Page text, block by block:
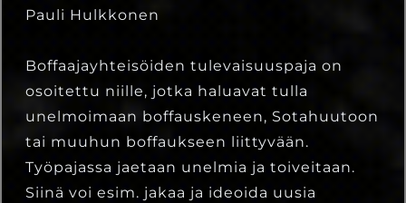
Pauli Hulkkonen
Boffaajayhteisöiden tulevaisuuspaja on
osoitettu niille, jotka haluavat tulla
unelmoimaan boffauskeneen, Sotahuutoon
tai muuhun boffaukseen liittyvään.
Työpajassa jaetaan unelmia ja toiveitaan.
Siinä voi esim. jakaa ja ideoida uusia